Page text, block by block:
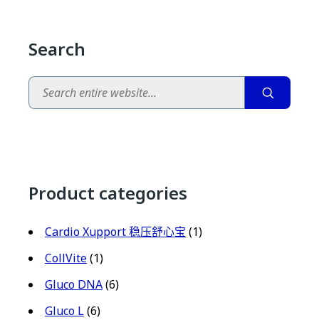
Search
Search
Product categories
Cardio Xupport 稳压舒心宝 (1)
CollVite(1)
Gluco DNA(6)
Gluco L(6)